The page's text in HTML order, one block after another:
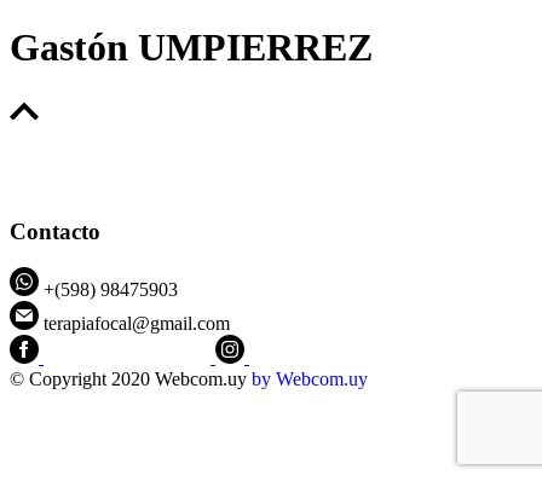
Gastón UMPIERREZ
Contacto
+(598) 98475903
terapiafocal@gmail.com
© Copyright 2020 Webcom.uy by Webcom.uy